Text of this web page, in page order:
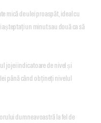
mică de ulei proaspăt, ideal cu
un minut sau două ca să
jojei indicatoare de nivel și
până când obțineți nivelul
dumneavoastră la fel de